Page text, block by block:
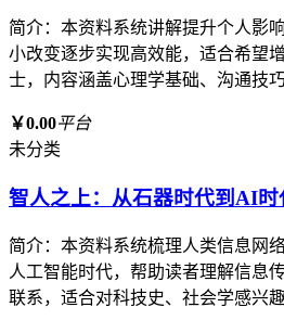
简介：本资料系统讲解提升个人影
小改变逐步实现高效能，适合希望
士，内容涵盖心理学基础、沟通技
￥0.00平台
未分类
智人之上：从石器时代到AI
简介：本资料系统梳理人类信息网
人工智能时代，帮助读者理解信息
联系，适合对科技史、社会学感兴